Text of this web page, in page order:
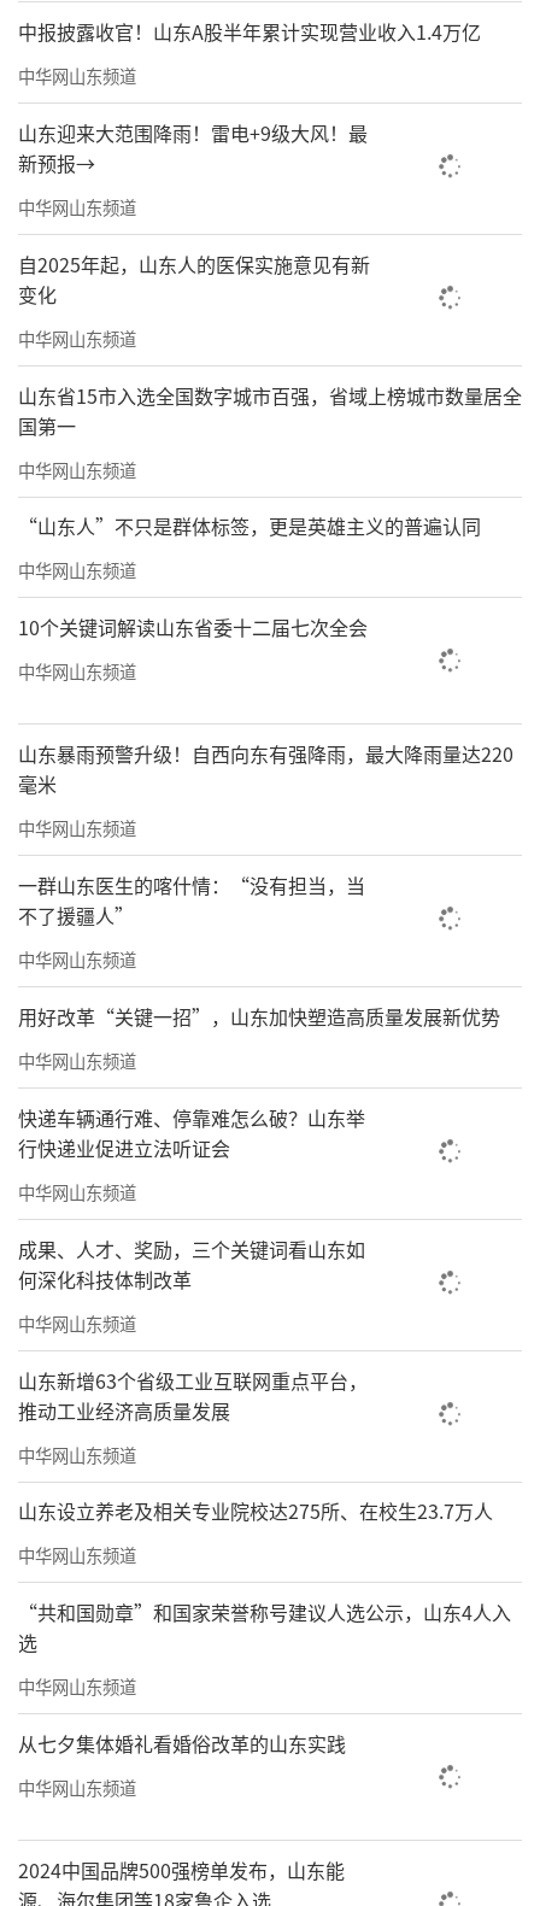
中报披露收官！山东A股半年累计实现营业收入1.4万亿
中华网山东频道
山东迎来大范围降雨！雷电+9级大风！最
新预报→
中华网山东频道
自2025年起，山东人的医保实施意见有新
变化
中华网山东频道
山东省15市入选全国数字城市百强，省域上榜城市数量居全
国第一
中华网山东频道
“山东人”不只是群体标签，更是英雄主义的普遍认同
中华网山东频道
10个关键词解读山东省委十二届七次全会
中华网山东频道
山东暴雨预警升级！自西向东有强降雨，最大降雨量达220
毫米
中华网山东频道
一群山东医生的喀什情：“没有担当，当
不了援疆人”
中华网山东频道
用好改革“关键一招”，山东加快塑造高质量发展新优势
中华网山东频道
快递车辆通行难、停靠难怎么破？山东举
行快递业促进立法听证会
中华网山东频道
成果、人才、奖励，三个关键词看山东如
何深化科技体制改革
中华网山东频道
山东新增63个省级工业互联网重点平台，
推动工业经济高质量发展
中华网山东频道
山东设立养老及相关专业院校达275所、在校生23.7万人
中华网山东频道
“共和国勋章”和国家荣誉称号建议人选公示，山东4人入
选
中华网山东频道
从七夕集体婚礼看婚俗改革的山东实践
中华网山东频道
2024中国品牌500强榜单发布，山东能
源、海尔集团等18家鲁企入选